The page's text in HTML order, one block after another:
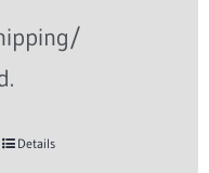
Details